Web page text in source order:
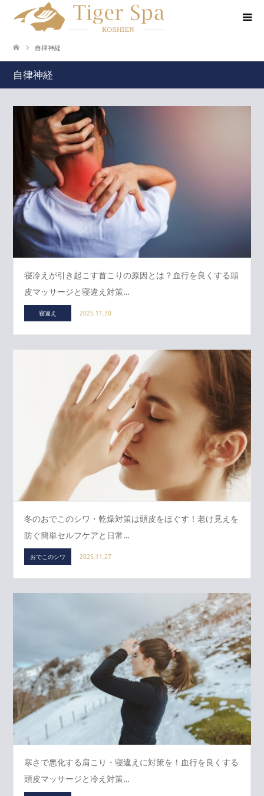
自律神経
自律神経
寝冷えが引き起こす首こりの原因とは？血行を良くする頭
皮マッサージと寝違え対策…
寝違え 2025.11.30
冬のおでこのシワ・乾燥対策は頭皮をほぐす！老け見えを
防ぐ簡単セルフケアと日常…
おでこのシワ 2025.11.27
寒さで悪化する肩こり・寝違えに対策を！血行を良くする
頭皮マッサージと冷え対策…